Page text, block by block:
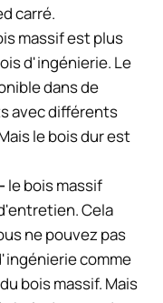
carré.
massif est plus
d'ingénierie. Le
dans de
avec différents
le bois dur est
le bois massif
Cela
ne pouvez pas
comme
bois massif. Mais